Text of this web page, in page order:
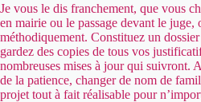
Je vous le dis franchement, que vous
en mairie ou le passage devant le juge,
méthodiquement. Constituez un
gardez des copies de tous vos
nombreuses mises à jour qui suivront.
de la patience, changer de nom de
projet tout à fait réalisable pour